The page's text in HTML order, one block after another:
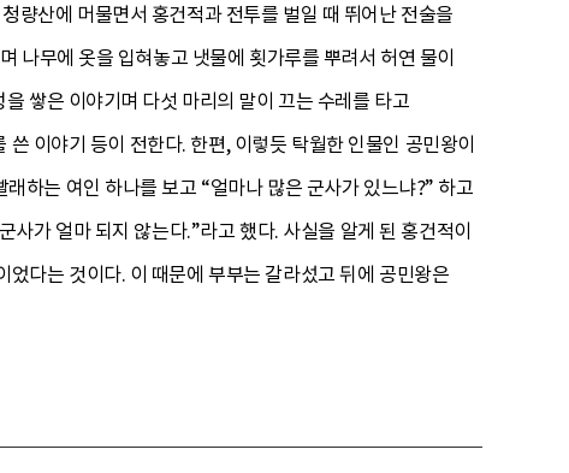
량산에 머물면서 홍건적과 전투를 벌일 때 뛰어난 전술을
나무에 옷을 입혀놓고 냇물에 횟가루를 뿌려서 허연 물이
쌓은 이야기며 다섯 마리의 말이 끄는 수레를 타고
이야기 등이 전한다. 한편, 이렇듯 탁월한 인물인 공민왕이
하는 여인 하나를 보고 “얼마나 많은 군사가 있느냐?” 하고
가 얼마 되지 않는다.”라고 했다. 사실을 알게 된 홍건적이
다는 것이다. 이 때문에 부부는 갈라섰고 뒤에 공민왕은